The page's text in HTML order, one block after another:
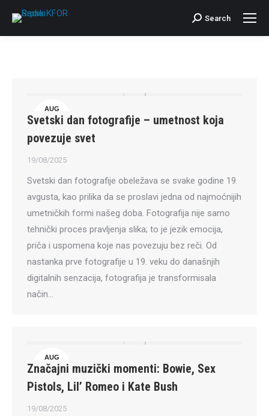
Search:
Search
AUG
19
Svetski dan fotografije – umetnost koja
povezuje svet
19/08/2025
Svetski dan fotografije obeležava se svake godine 19.
avgusta, kao prilika da se proslavi jedna od najmoćnijih
umetničkih formi našeg doba. Fotografija nije samo
tehnički proces pravljenja slika; to je jezik emocija,
priča i uspomena koje nas povezuju bez reči. Od
nastanka prve fotografije u 19. veku do današnjih
digitalnih senzacija, fotografija je transformisala
način…
AUG
19
Značajni muzički momenti: Bowie, Sex
Pistols, Lil’ Romeo i Kate Bush
19/08/2025